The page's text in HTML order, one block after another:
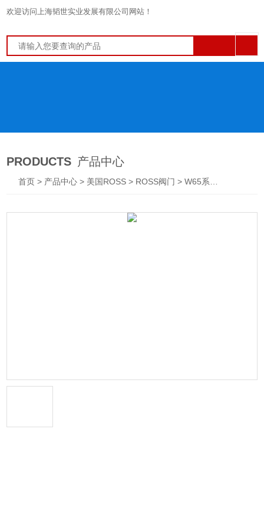
欢迎访问上海韬世实业发展有限公司网站！
PRODUCTS 产品中心
首页> 产品中心 > 美国ROSS > ROSS阀门 > W65系列美国ROSS罗斯阀门/*